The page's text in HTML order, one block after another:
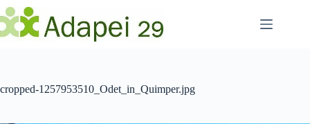
Passer
au
contenu
cropped-1257953510_Odet_in_Quimper.jpg